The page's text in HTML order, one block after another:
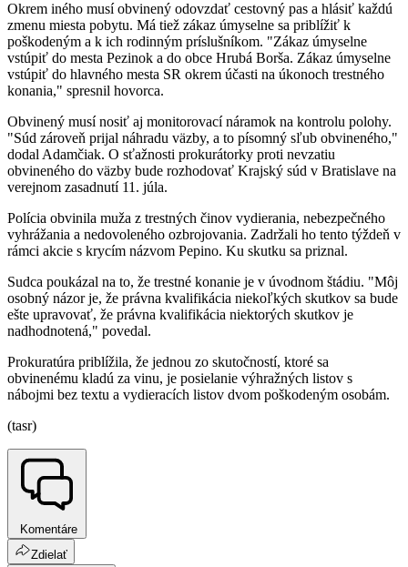
Okrem iného musí obvinený odovzdať cestovný pas a hlásiť každú
zmenu miesta pobytu. Má tiež zákaz úmyselne sa priblížiť k
poškodeným a k ich rodinným príslušníkom. "Zákaz úmyselne
vstúpiť do mesta Pezinok a do obce Hrubá Borša. Zákaz úmyselne
vstúpiť do hlavného mesta SR okrem účasti na úkonoch trestného
konania," spresnil hovorca.
Obvinený musí nosiť aj monitorovací náramok na kontrolu polohy.
"Súd zároveň prijal náhradu väzby, a to písomný sľub obvineného,"
dodal Adamčiak. O sťažnosti prokurátorky proti nevzatiu
obvineného do väzby bude rozhodovať Krajský súd v Bratislave na
verejnom zasadnutí 11. júla.
Polícia obvinila muža z trestných činov vydierania, nebezpečného
vyhrážania a nedovoleného ozbrojovania. Zadržali ho tento týždeň v
rámci akcie s krycím názvom Pepino. Ku skutku sa priznal.
Sudca poukázal na to, že trestné konanie je v úvodnom štádiu. "Môj
osobný názor je, že právna kvalifikácia niekoľkých skutkov sa bude
ešte upravovať, že právna kvalifikácia niektorých skutkov je
nadhodnotená," povedal.
Prokuratúra priblížila, že jednou zo skutočností, ktoré sa
obvinenému kladú za vinu, je posielanie výhražných listov s
nábojmi bez textu a vydieracích listov dvom poškodeným osobám.
(tasr)
Komentáre
Zdielať